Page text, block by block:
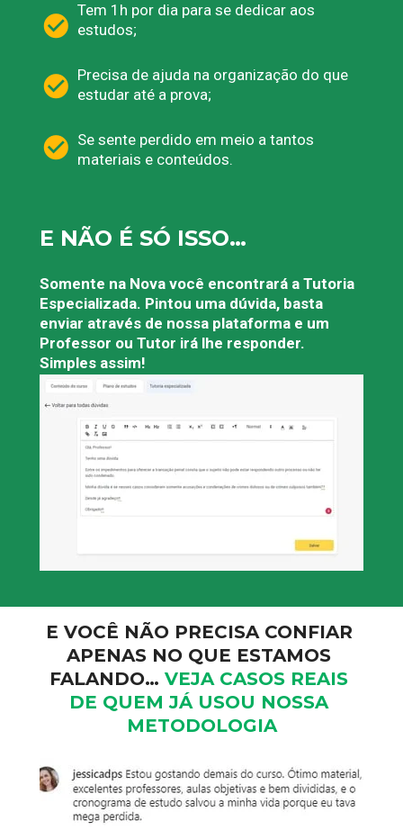
Tem 1h por dia para se dedicar aos
estudos;
Precisa de ajuda na organização do que
estudar até a prova;
Se sente perdido em meio a tantos
materiais e conteúdos.
E NÃO É SÓ ISSO…
Somente na Nova você encontrará a Tutoria
Especializada. Pintou uma dúvida, basta
enviar através de nossa plataforma e um
Professor ou Tutor irá lhe responder.
Simples assim!
E VOCÊ NÃO PRECISA CONFIAR
APENAS NO QUE ESTAMOS
FALANDO… VEJA CASOS REAIS
DE QUEM JÁ USOU NOSSA
METODOLOGIA